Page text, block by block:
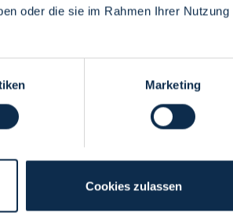
oder die sie im Rahmen Ihrer Nutzung
Marketing
Cookies zulassen